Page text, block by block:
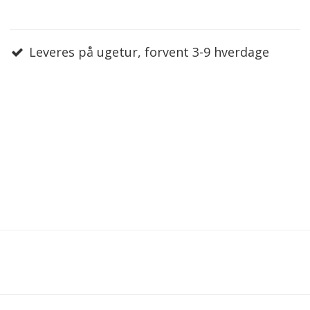
Leveres på ugetur, forvent 3-9 hverdage